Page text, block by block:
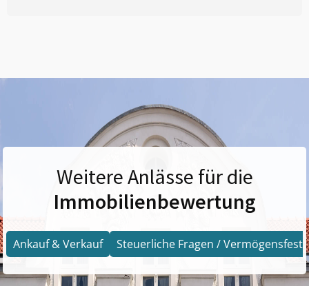
Weitere Anlässe für die
Immobilienbewertung
Ankauf & Verkauf Steuerliche Fragen /